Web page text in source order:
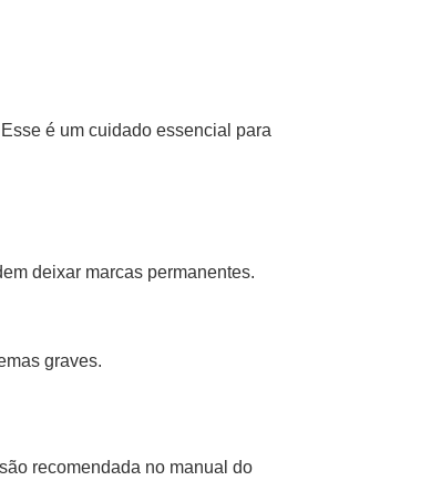
é um cuidado essencial para
deixar marcas permanentes.
graves.
recomendada no manual do